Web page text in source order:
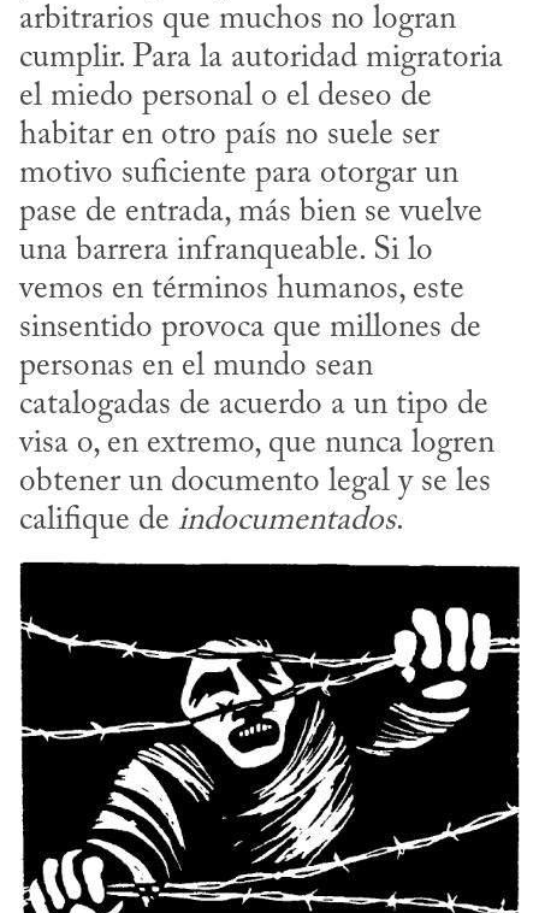
arbitrarios que muchos no logran
cumplir. Para la autoridad migratoria
el miedo personal o el deseo de
habitar en otro país no suele ser
motivo suficiente para otorgar un
pase de entrada, más bien se vuelve
una barrera infranqueable. Si lo
vemos en términos humanos, este
sinsentido provoca que millones de
personas en el mundo sean
catalogadas de acuerdo a un tipo de
visa o, en extremo, que nunca logren
obtener un documento legal y se les
califique de indocumentados.